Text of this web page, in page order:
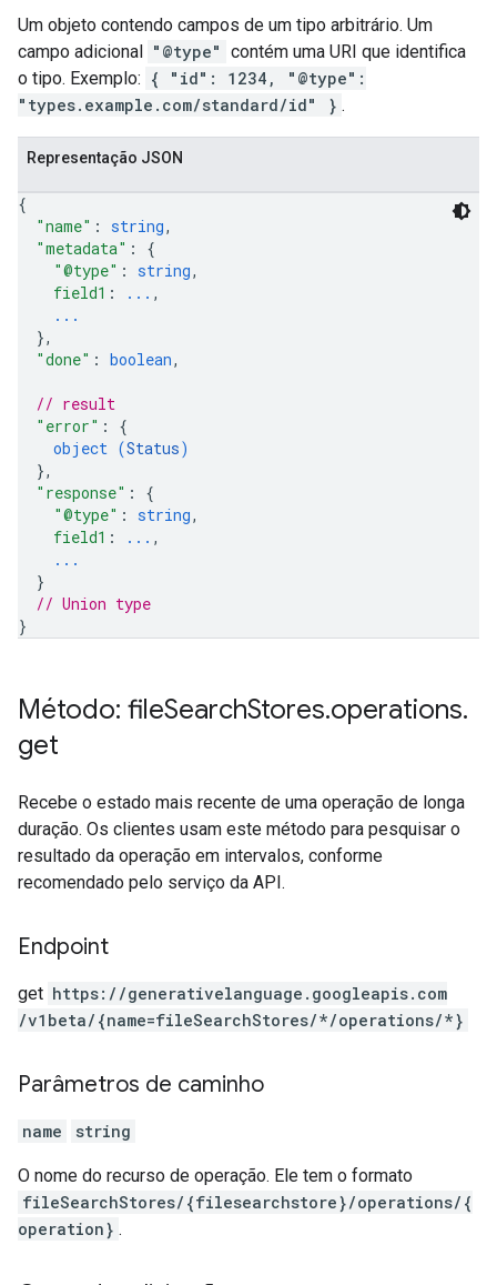
Um objeto contendo campos de um tipo arbitrário. Um
campo adicional "@type" contém uma URI que identifica
o tipo. Exemplo: { "id": 1234, "@type":
"types.example.com/standard/id" } .
Representação JSON
{
"name" : string,
"metadata" : {
"@type" : string,
field1 : ... ,
...
},
"done" : boolean,
// result
"error" : {
object (Status)
},
"response" : {
"@type" : string,
field1 : ... ,
...
}
// Union type
}
Método: fileSearchStores.operations.
get
Recebe o estado mais recente de uma operação de longa
duração. Os clientes usam este método para pesquisar o
resultado da operação em intervalos, conforme
recomendado pelo serviço da API.
Endpoint
get https: / /generativelanguage.googleapis.com
/v1beta/{name=fileSearchStores/*/operations/*}
Parâmetros de caminho
name string
O nome do recurso de operação. Ele tem o formato
fileSearchStores/{filesearchstore}/operations/{
operation} .